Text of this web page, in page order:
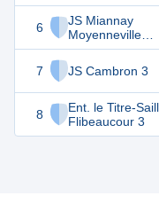
6
JS Miannay
Moyenneville
Lambercourt 4
7
JS Cambron 3
8
Ent. le Titre-
Flibeaucour 3